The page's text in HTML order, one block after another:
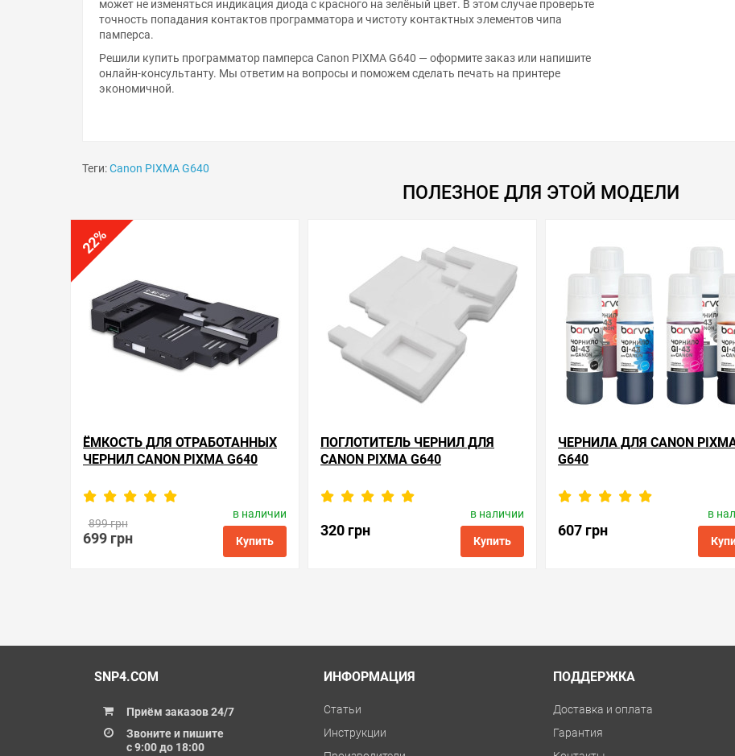
точность попадания контактов программатора и чистоту контактных элементов чипа
памперса.
онлайн-консультанту. Мы ответим на вопросы и поможем сделать печать на принтере
экономичной.
ПОЛЕЗНОЕ ДЛЯ ЭТОЙ МОДЕЛИ
22
%
ЁМКОСТЬ ДЛЯ ОТРАБОТАННЫХ
ЧЕРНИЛ CANON PIXMA G640
699 грн
Производитель: Apex Microelectronics
Код товара:
mc.mc-g02
ПОГЛОТИТЕЛЬ ЧЕРНИЛ ДЛЯ
CANON PIXMA G640
320 грн
Производитель: Apex Microelectronics
ac.mc-g02
ЧЕРНИЛА ДЛЯ CANON PIXMA
G640
607 грн
Производитель:
ink.c.gi-43.6
SNP4.COM
с 9:00 до 18:00
ИНФОРМАЦИЯ ПОДДЕРЖКА